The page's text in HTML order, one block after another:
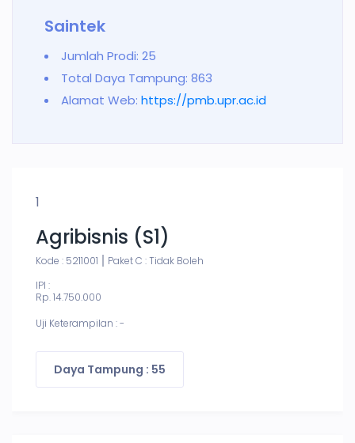
Saintek
Jumlah Prodi: 25
Total Daya Tampung: 863
Alamat Web: https://pmb.upr.ac.id
1
Agribisnis (S1)
Kode : 5211001
Paket C : Tidak Boleh
IPI :
Rp. 14.750.000
Uji Keterampilan : -
Daya Tampung : 55